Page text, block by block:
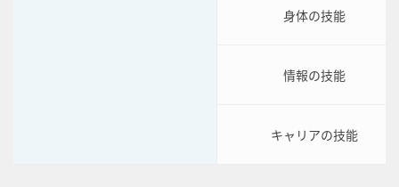
身体の技能
情報の技能
キャリアの技能